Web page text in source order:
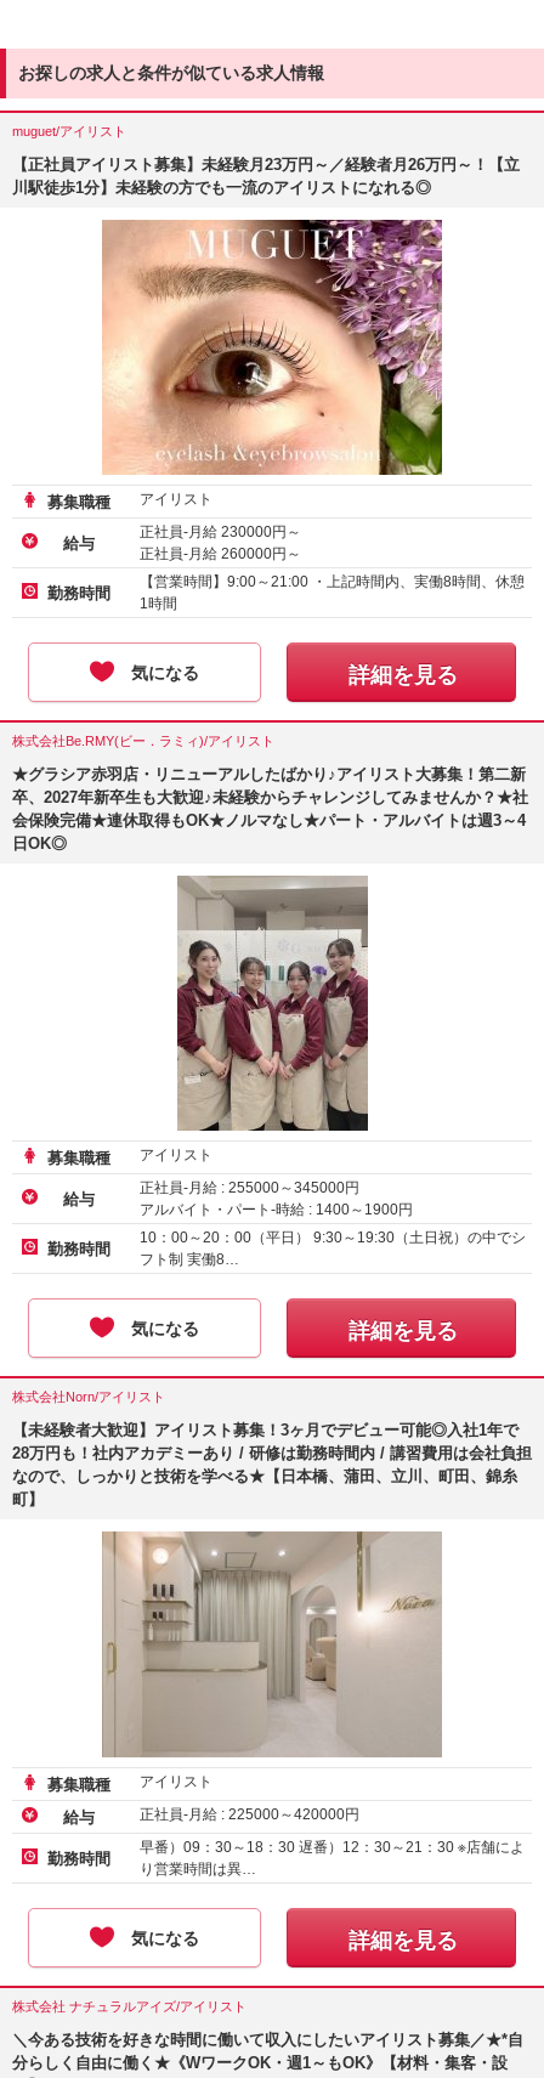
お探しの求人と条件が似ている求人情報
muguet/アイリスト
【正社員アイリスト募集】未経験月23万円～／経験者月26万円～！【立
川駅徒歩1分】未経験の方でも一流のアイリストになれる◎
募集職種 アイリスト
給与
正社員-月給 230000円～
正社員-月給 260000円～
勤務時間
【営業時間】9:00～21:00 ・上記時間内、実働8時間、休憩
1時間
気になる 詳細を見る
株式会社Be.RMY(ビー．ラミィ)/アイリスト
★グラシア赤羽店・リニューアルしたばかり♪アイリスト大募集！第二新
卒、2027年新卒生も大歓迎♪未経験からチャレンジしてみませんか？★社
会保険完備★連休取得もOK★ノルマなし★パート・アルバイトは週3～4
日OK◎
募集職種 アイリスト
給与
正社員-月給 : 255000～345000円
アルバイト・パート-時給 : 1400～ 1900円
正社員（新卒）-月給 230000円～
勤務時間
10：00～20：00（平日） 9:30～19:30（土日祝）の中でシ
フト制 実働8…
気になる 詳細を見る
株式会社Norn/アイリスト
【未経験者大歓迎】アイリスト募集！3ヶ月でデビュー可能◎入社1年で
28万円も！社内アカデミーあり / 研修は勤務時間内 / 講習費用は会社負担
なので、しっかりと技術を学べる★【日本橋、蒲田、立川、町田、錦糸
町】
募集職種 アイリスト
給与 正社員-月給 : 225000～420000円
勤務時間
早番）09：30～18：30 遅番）12：30～21：30 ※店舗によ
り営業時間は異…
気になる 詳細を見る
株式会社 ナチュラルアイズ/アイリスト
＼今ある技術を好きな時間に働いて収入にしたいアイリスト募集／★*自
分らしく自由に働く★《WワークOK・週1～もOK》【材料・集客・設